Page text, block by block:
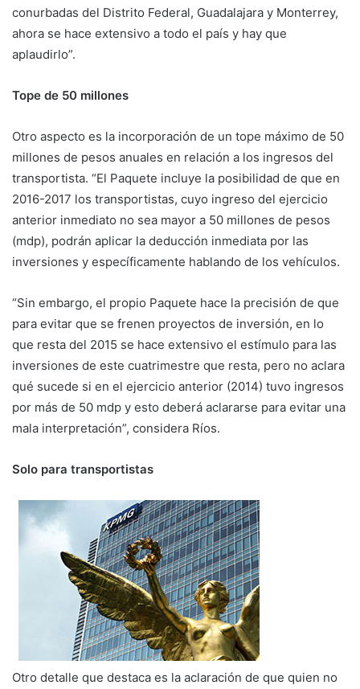
conurbadas del Distrito Federal, Guadalajara y Monterrey,
ahora se hace extensivo a todo el país y hay que
aplaudirlo”.
Tope de 50 millones
Otro aspecto es la incorporación de un tope máximo de 50
millones de pesos anuales en relación a los ingresos del
transportista. “El Paquete incluye la posibilidad de que en
2016-2017 los transportistas, cuyo ingreso del ejercicio
anterior inmediato no sea mayor a 50 millones de pesos
(mdp), podrán aplicar la deducción inmediata por las
inversiones y específicamente hablando de los vehículos.
“Sin embargo, el propio Paquete hace la precisión de que
para evitar que se frenen proyectos de inversión, en lo
que resta del 2015 se hace extensivo el estímulo para las
inversiones de este cuatrimestre que resta, pero no aclara
qué sucede si en el ejercicio anterior (2014) tuvo ingresos
por más de 50 mdp y esto deberá aclararse para evitar una
mala interpretación”, considera Ríos.
Solo para transportistas
Otro detalle que destaca es la aclaración de que quien no